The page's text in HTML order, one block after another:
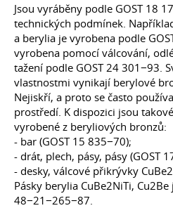
Jsou vyráběny podle GOST 18
technických podmínek.
a berylia je vyrobena podle
vyrobena pomocí válcování,
tažení podle GOST 24 301−93.
vlastnostmi vynikají berylové
Nejiskří, a proto se často
prostředí. K dispozici jsou
vyrobené z beryliových bronzů:
- bar (GOST 15 835−70);
- drát, plech, pásy, pásy (GOST
- desky, válcové přikrývky
Pásky berylia CuBe2NiTi,
48−21−265−87.